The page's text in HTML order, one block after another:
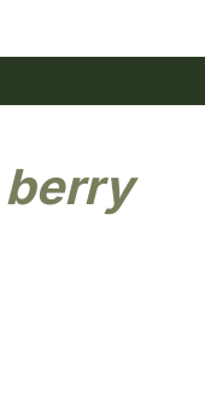
berry